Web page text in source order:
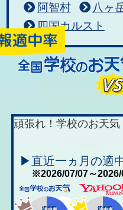
阿智村
八ヶ
四国カルスト
頑張れ！学校のお天気
▶直近一ヵ月の適
※2026/07/07～2026/